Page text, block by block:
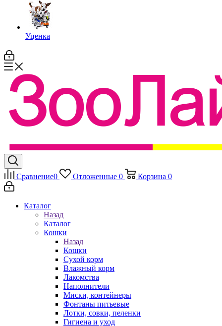
Уценка
Сравнение0 Отложенные 0 Корзина 0
Каталог
Назад
Каталог
Кошки
Назад
Кошки
Сухой корм
Влажный корм
Лакомства
Наполнители
Миски, контейнеры
Фонтаны питьевые
Лотки, совки, пеленки
Гигиена и уход